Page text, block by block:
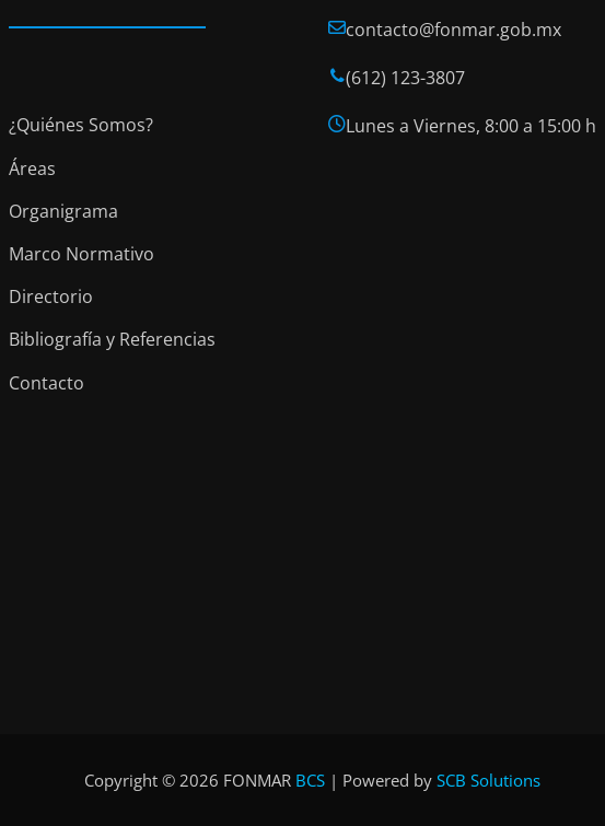
¿Quiénes Somos?
Áreas
Organigrama
Marco Normativo
Directorio
Bibliografía y Referencias
Contacto
contacto@fonmar.gob.mx
(612) 123-3807
Lunes a Viernes, 8:00 a 15:00 h
Copyright © 2026 FONMAR BCS | Powered by SCB Solutions